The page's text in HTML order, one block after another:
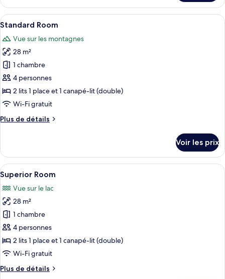
lac
le
type
de
Chambre
Familiale,
vue
lac
Afficher
toutes
les
photos
pour
ce
type
de
chambre :
Standard
Une chambre d’hôtel avec un lit,
5
Standard Room
Vue sur les montagnes
28 m²
1 chambre
4 personnes
2 lits 1 place et 1 canapé-lit (double)
Wi-Fi gratuit
Plus de détails
Plus
le
type
de
chambre
Standard
Room
Voir les prix
Afficher
toutes
les
photos
pour
ce
type
de
chambre :
Superior
Une chambre d’hôtel avec un lit,
7
Superior Room
Vue sur le lac
28 m²
1 chambre
4 personnes
2 lits 1 place et 1 canapé-lit (double)
Wi-Fi gratuit
Plus de détails
Plus